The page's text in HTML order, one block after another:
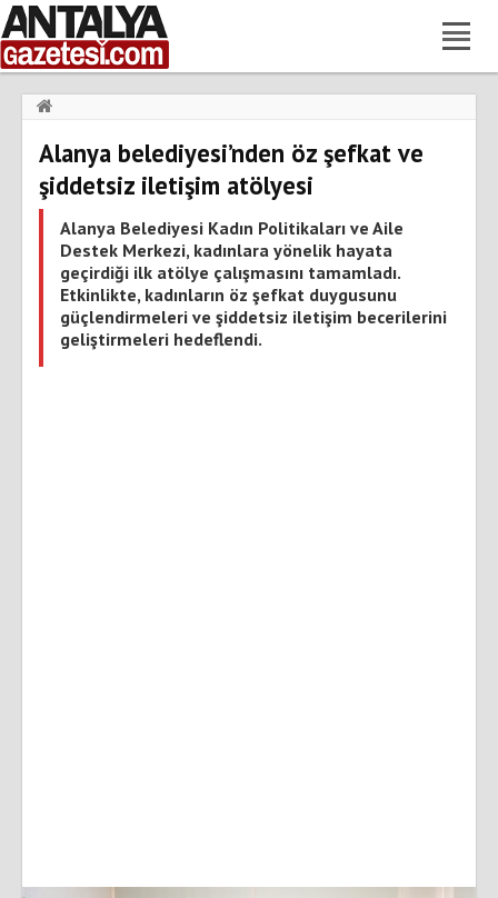
Alanya belediyesi’nden öz şefkat ve şiddetsiz iletişim atölyesi
Alanya belediyesi’nden öz şefkat ve
şiddetsiz iletişim atölyesi
Alanya Belediyesi Kadın Politikaları ve Aile
Destek Merkezi, kadınlara yönelik hayata
geçirdiği ilk atölye çalışmasını tamamladı.
Etkinlikte, kadınların öz şefkat duygusunu
güçlendirmeleri ve şiddetsiz iletişim becerilerini
geliştirmeleri hedeflendi.